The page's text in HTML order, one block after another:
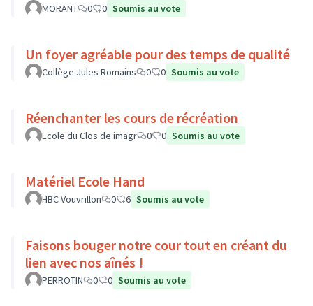
MORANT 0 0 Soumis au vote
Un foyer agréable pour des temps de qualité
Collège Jules Romains 0 0 Soumis au vote
Réenchanter les cours de récréation
Ecole du Clos de imagr 0 0 Soumis au vote
Matériel Ecole Hand
HBC Vouvrillon 0 6 Soumis au vote
Faisons bouger notre cour tout en créant du
lien avec nos aînés !
PERROTIN 0 0 Soumis au vote